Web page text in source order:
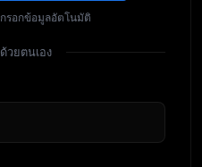
กรอกข้อมูลอัตโนมัติ
วยตนเอง